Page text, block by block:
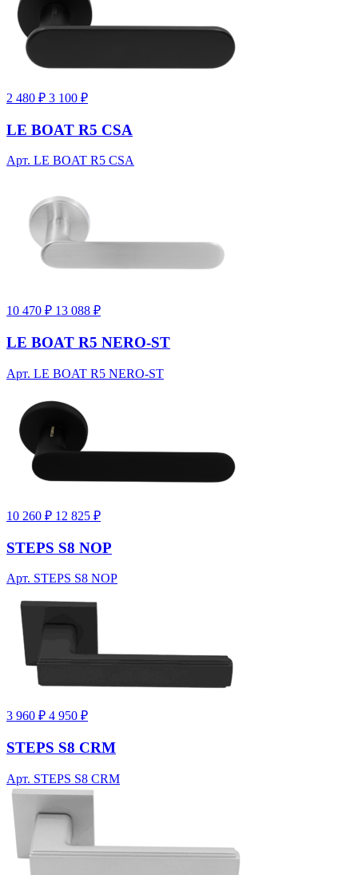
2 480 ₽ 3 100 ₽
LE BOAT R5 CSA
Арт. LE BOAT R5 CSA
10 470 ₽ 13 088 ₽
LE BOAT R5 NERO-ST
Арт. LE BOAT R5 NERO-ST
10 260 ₽ 12 825 ₽
STEPS S8 NOP
Арт. STEPS S8 NOP
3 960 ₽ 4 950 ₽
STEPS S8 CRM
Арт. STEPS S8 CRM